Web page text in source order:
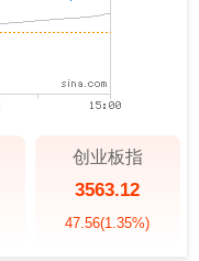
创业板指
3563.12
47.56(1.35%)